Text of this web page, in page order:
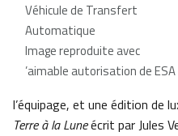
Véhicule de Transfert
Automatique
Image reproduite avec
’aimable autorisation de ESA
l’équipage, et une édition de
Terre à la Luneécrit par Jules